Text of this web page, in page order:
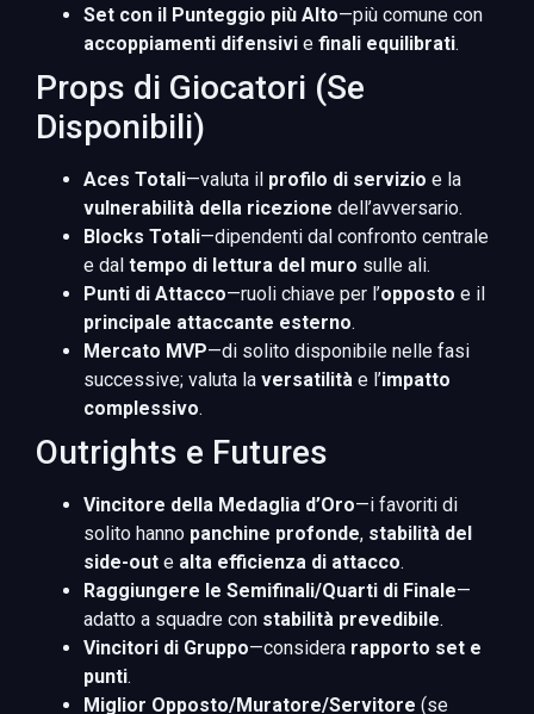
Set con il Punteggio più Alto—più comune con
accoppiamenti difensivi e finali equilibrati.
Props di Giocatori (Se
Disponibili)
Aces Totali—valuta il profilo di servizio e la
vulnerabilità della ricezione dell’avversario.
Blocks Totali—dipendenti dal confronto centrale
e dal tempo di lettura del muro sulle ali.
Punti di Attacco—ruoli chiave per l’opposto e il
principale attaccante esterno.
Mercato MVP—di solito disponibile nelle fasi
successive; valuta la versatilità e l’impatto
complessivo.
Outrights e Futures
Vincitore della Medaglia d’Oro—i favoriti di
solito hanno panchine profonde, stabilità del
side-out e alta efficienza di attacco.
Raggiungere le Semifinali/Quarti di Finale—
adatto a squadre con stabilità prevedibile.
Vincitori di Gruppo—considera rapporto set e
punti.
Miglior Opposto/Muratore/Servitore (se